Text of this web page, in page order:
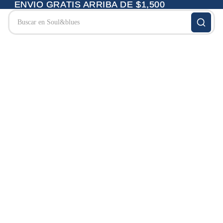
ENVIO GRATIS ARRIBA DE $1,500
ENVIO GRATIS ARRIBA DE $1,500